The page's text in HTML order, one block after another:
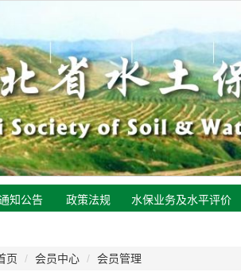
知公告 政策法规 水保业务及水平评价
页 / 会员中心 / 会员管理